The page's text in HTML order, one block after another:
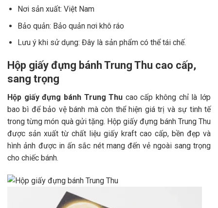
Nơi sản xuất: Việt Nam
Bảo quản: Bảo quản nơi khô ráo
Lưu ý khi sử dụng: Đây là sản phẩm có thể tái chế.
Hộp giấy đựng bánh Trung Thu cao cấp,
sang trọng
Hộp giấy đựng bánh Trung Thu cao cấp không chỉ là lớp
bao bì để bảo vệ bánh mà còn thể hiện giá trị và sự tinh tế
trong từng món quà gửi tặng. Hộp giấy đựng bánh Trung Thu
được sản xuất từ chất liệu giấy kraft cao cấp, bền đẹp và
hình ảnh được in ấn sắc nét mang đến vẻ ngoài sang trọng
cho chiếc bánh.